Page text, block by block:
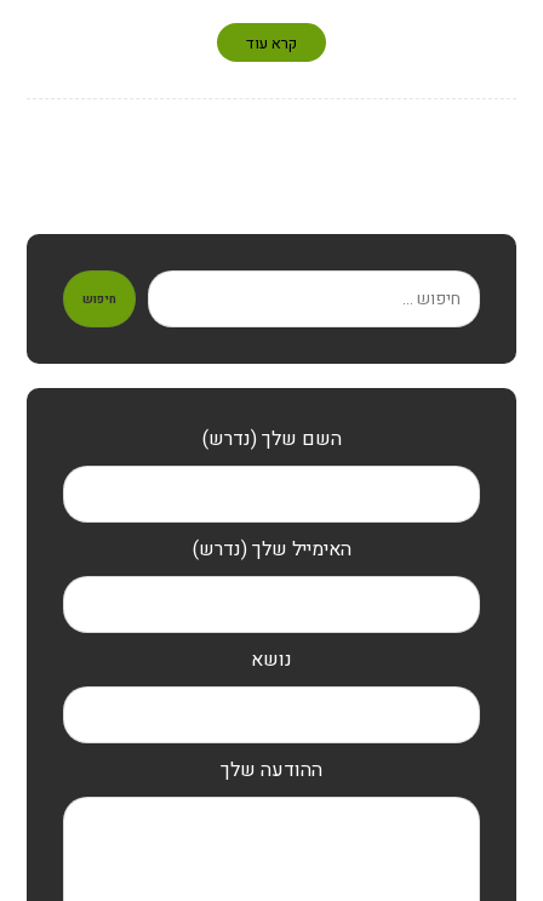
קרא עוד
חיפוש
השם שלך (נדרש)
האימייל שלך (נדרש)
נושא
ההודעה שלך